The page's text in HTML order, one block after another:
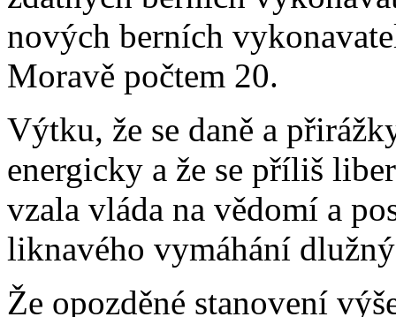
nových berních
Moravě počtem 20.
Výtku, že se daně a
energicky a že se příliš
vzala vláda na vědomí a
liknavého vymáhání
Že opozděné stanovení